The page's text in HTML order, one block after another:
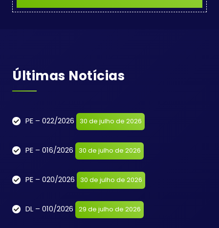
Últimas Notícias
PE – 022/2026 30 de julho de 2026
PE – 016/2026 30 de julho de 2026
PE – 020/2026 30 de julho de 2026
DL – 010/2026 29 de julho de 2026